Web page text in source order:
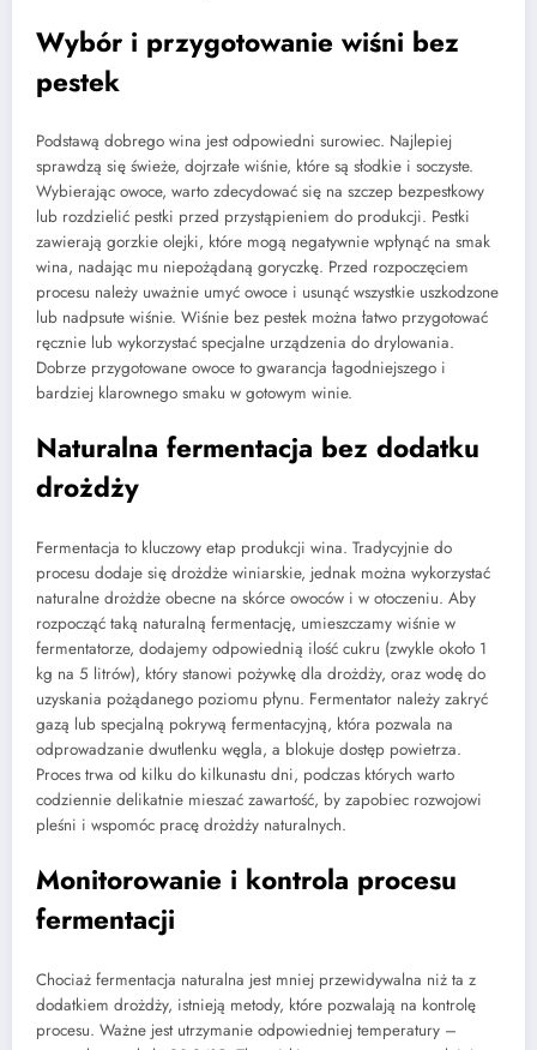
Wybór i przygotowanie wiśni bez
pestek
Podstawą dobrego wina jest odpowiedni surowiec. Najlepiej
sprawdzą się świeże, dojrzałe wiśnie, które są słodkie i soczyste.
Wybierając owoce, warto zdecydować się na szczep bezpestkowy
lub rozdzielić pestki przed przystąpieniem do produkcji. Pestki
zawierają gorzkie olejki, które mogą negatywnie wpłynąć na smak
wina, nadając mu niepożądaną goryczkę. Przed rozpoczęciem
procesu należy uważnie umyć owoce i usunąć wszystkie uszkodzone
lub nadpsute wiśnie. Wiśnie bez pestek można łatwo przygotować
ręcznie lub wykorzystać specjalne urządzenia do drylowania.
Dobrze przygotowane owoce to gwarancja łagodniejszego i
bardziej klarownego smaku w gotowym winie.
Naturalna fermentacja bez dodatku
drożdży
Fermentacja to kluczowy etap produkcji wina. Tradycyjnie do
procesu dodaje się drożdże winiarskie, jednak można wykorzystać
naturalne drożdże obecne na skórce owoców i w otoczeniu. Aby
rozpocząć taką naturalną fermentację, umieszczamy wiśnie w
fermentatorze, dodajemy odpowiednią ilość cukru (zwykle około 1
kg na 5 litrów), który stanowi pożywkę dla drożdży, oraz wodę do
uzyskania pożądanego poziomu płynu. Fermentator należy zakryć
gazą lub specjalną pokrywą fermentacyjną, która pozwala na
odprowadzanie dwutlenku węgla, a blokuje dostęp powietrza.
Proces trwa od kilku do kilkunastu dni, podczas których warto
codziennie delikatnie mieszać zawartość, by zapobiec rozwojowi
pleśni i wspomóc pracę drożdży naturalnych.
Monitorowanie i kontrola procesu
fermentacji
Chociaż fermentacja naturalna jest mniej przewidywalna niż ta z
dodatkiem drożdży, istnieją metody, które pozwalają na kontrolę
procesu. Ważne jest utrzymanie odpowiedniej temperatury –